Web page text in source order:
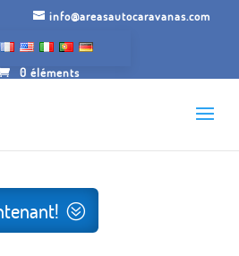
info@areasautocaravanas.com
0 éléments
Terme, Parme, Italie